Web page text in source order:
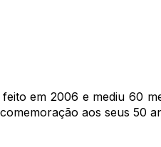
em 2006 e mediu 60
aos seus 50